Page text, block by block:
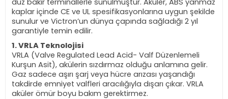
düz bakır terminallerle sunulmuştur. Aküler, ABS yanmaz
kaplar içinde CE ve UL spesifikasyonlarına uygun şekilde
sunulur ve Victron’un dünya çapında sağladığı 2 yıl
garantiyle temin edilir.
1. VRLA Teknolojisi
VRLA (Valve Regulated Lead Acid- Valf Düzenlemeli
Kurşun Asit), akülerin sızdırmaz olduğu anlamına gelir.
Gaz sadece aşırı şarj veya hücre arızası yaşandığı
takdirde emniyet valfleri aracılığıyla dışarı çıkar. VRLA
aküler ömür boyu bakım gerektirmez.